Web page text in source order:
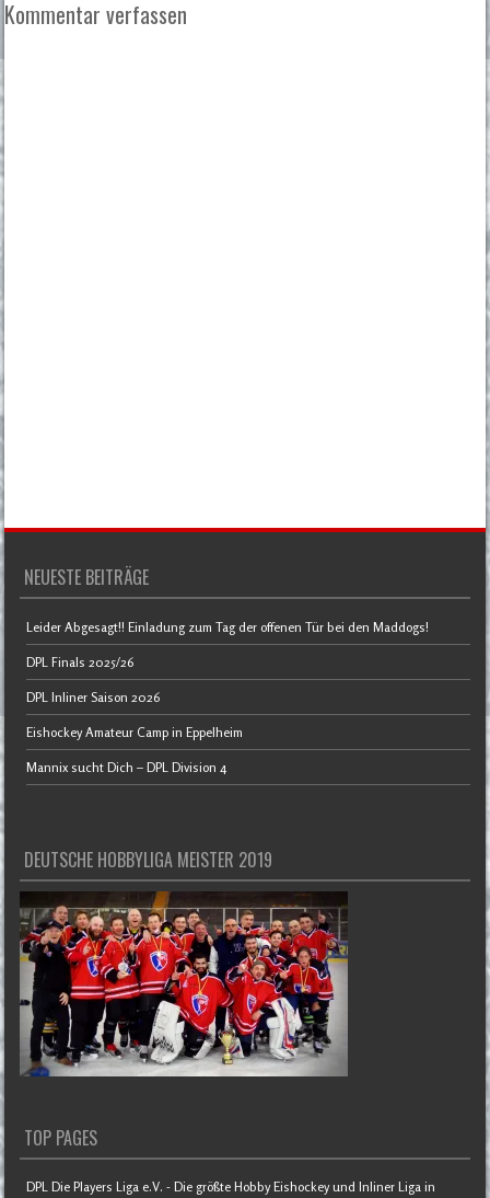
Kommentar verfassen
NEUESTE BEITRÄGE
Leider Abgesagt!! Einladung zum Tag der offenen Tür bei den Maddogs!
DPL Finals 2025/26
DPL Inliner Saison 2026
Eishockey Amateur Camp in Eppelheim
Mannix sucht Dich – DPL Division 4
DEUTSCHE HOBBYLIGA MEISTER 2019
TOP PAGES
DPL Die Players Liga e.V. - Die größte Hobby Eishockey und Inliner Liga in